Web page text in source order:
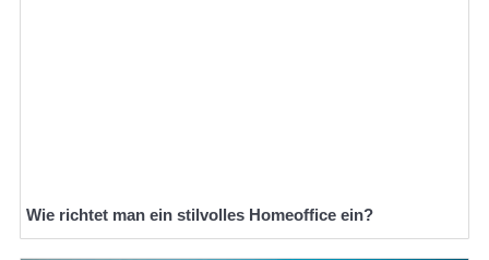
Wie richtet man ein stilvolles Homeoffice ein?